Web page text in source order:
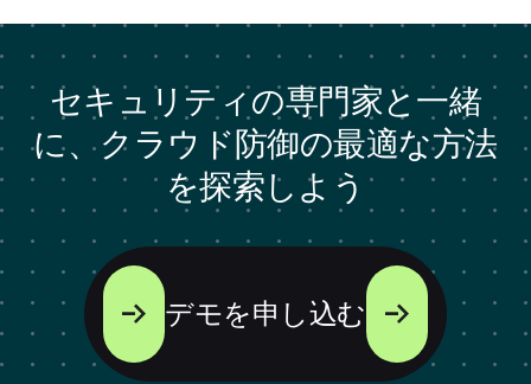
セキュリティの専門家と一緒
に、クラウド防御の最適な方法
を探索しよう
デモを申し込む